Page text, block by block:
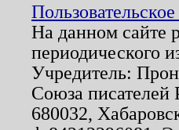
На данном сайте
периодического
Учредитель:
Союза
680032,